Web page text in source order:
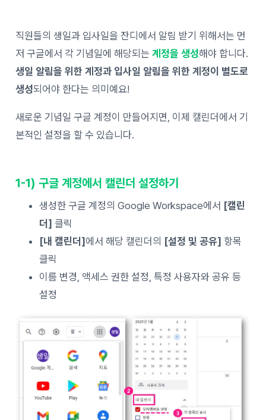
직원들의 생일과 입사일을 잔디에서 알림 받기 위해서는 먼
저 구글에서 각 기념일에 해당되는계정을 생성해야 합니다.
생일 알림을 위한 계정과 입사일 알림을 위한 계정이 별도로
생성되어야 한다는 의미예요!
새로운 기념일 구글 계정이 만들어지면, 이제 캘린더에서 기
본적인 설정을 할 수 있습니다.
1-1) 구글 계정에서 캘린더 설정하기
생성한 구글 계정의 Google Workspace에서 [캘린
더] 클릭
[내 캘린더]에서 해당 캘린더의 [설정 및 공유] 항목
클릭
이름 변경, 액세스 권한 설정, 특정 사용자와 공유 등
설정